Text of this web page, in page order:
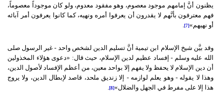
يظنون أنَّ إمامهم موجود معصوم، وهو مفقود معدوم، ولو كان موجوداً معصوماً،
فهم معترفون بأنَّهم لا يقدرون أن يعرفوا أمره ونهيه، كما كانوا يعرفون أمر آبائه
أو نهيهم»[7]
.
وقد بيَّن شيخ الإسلام ابن تيمية أنَّ تسليم الدين لشخص واحد - غير الرسول صلى
الله عليه وسلم - إفساد عظيم لدين الإسلام، حيث قال: «دعوى هؤلاء المخذولين
أن دين الإسلام لا يحفظ ولا يفهم إلا بواحد معين، من أعظم الإفساد لأصول الدين،
وهذا لا يقوله - وهو يعلم لوازمه - إلا زنديق ملحد، قاصد لإبطال الدين، ولا يروج
هذا إلا على مفرط في الجهل والضلال»[8]